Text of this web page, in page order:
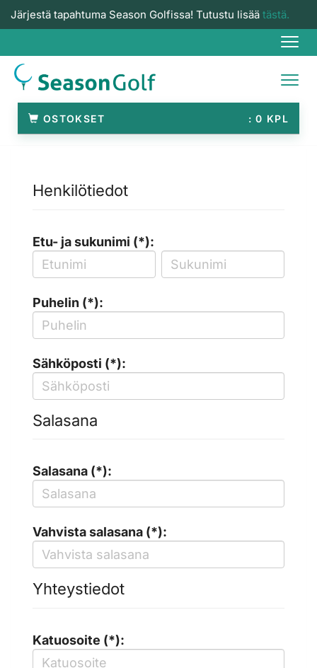
Järjestä tapahtuma Season Golfissa! Tutustu lisää tästä.
0
OSTOKSET
Henkilötiedot
Etu- ja sukunimi (*):
Puhelin (*):
Sähköposti (*):
Salasana
Salasana (*):
Vahvista salasana (*):
Yhteystiedot
Katuosoite (*):